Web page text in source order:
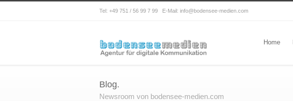
Tel: +49 751 / 56 99 7 99 E-Mail: info@bodensee-medien.com
Home
Blog.
Newsroom von bodensee-medien.com